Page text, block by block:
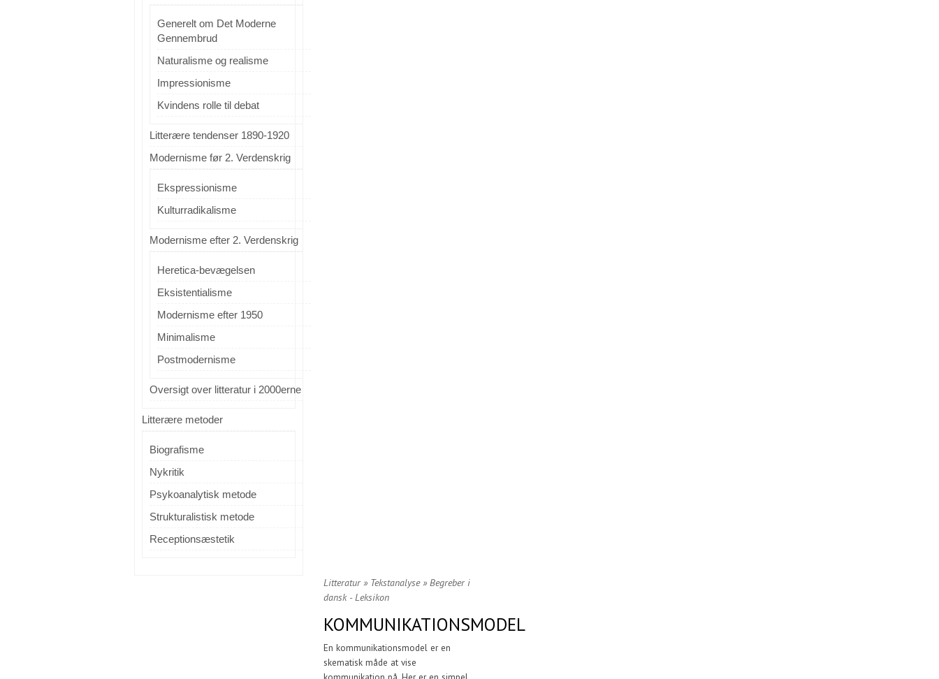
Generelt om Det Moderne
Gennembrud
Naturalisme og realisme
Impressionisme
Kvindens rolle til debat
Litterære tendenser 1890-1920
Modernisme før 2. Verdenskrig
Ekspressionisme
Kulturradikalisme
Modernisme efter 2. Verdenskrig
Heretica-bevægelsen
Eksistentialisme
Modernisme efter 1950
Minimalisme
Postmodernisme
Oversigt over litteratur i 2000erne
Litterære metoder
Biografisme
Nykritik
Psykoanalytisk metode
Strukturalistisk metode
Receptionsæstetik
Litteratur» Tekstanalyse»Begreber i
dansk - Leksikon
KOMMUNIKATIONSMODEL
En kommunikationsmodel er en
skematisk måde at vise